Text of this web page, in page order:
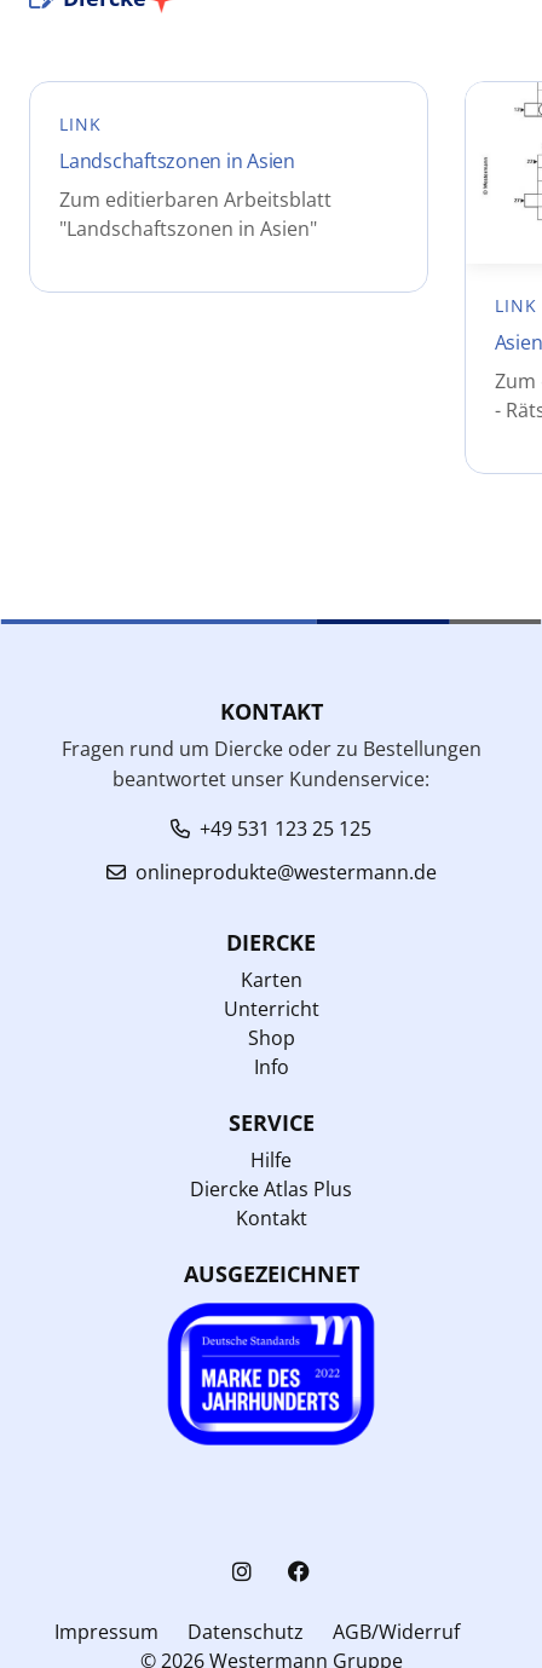
LINK
Landschaftszonen in Asien
Zum editierbaren Arbeitsblatt
"Landschaftszonen in Asien"
LINK
Zum
-
KONTAKT
Fragen rund um Diercke oder zu Bestellungen
beantwortet unser Kundenservice:
+49 531 123 25 125
onlineprodukte@westermann.de
DIERCKE
Karten
Unterricht
Shop
Info
SERVICE
Hilfe
Diercke Atlas Plus
Kontakt
AUSGEZEICHNET
Impressum Datenschutz
AGB/Widerruf
© 2026 Westermann Gruppe